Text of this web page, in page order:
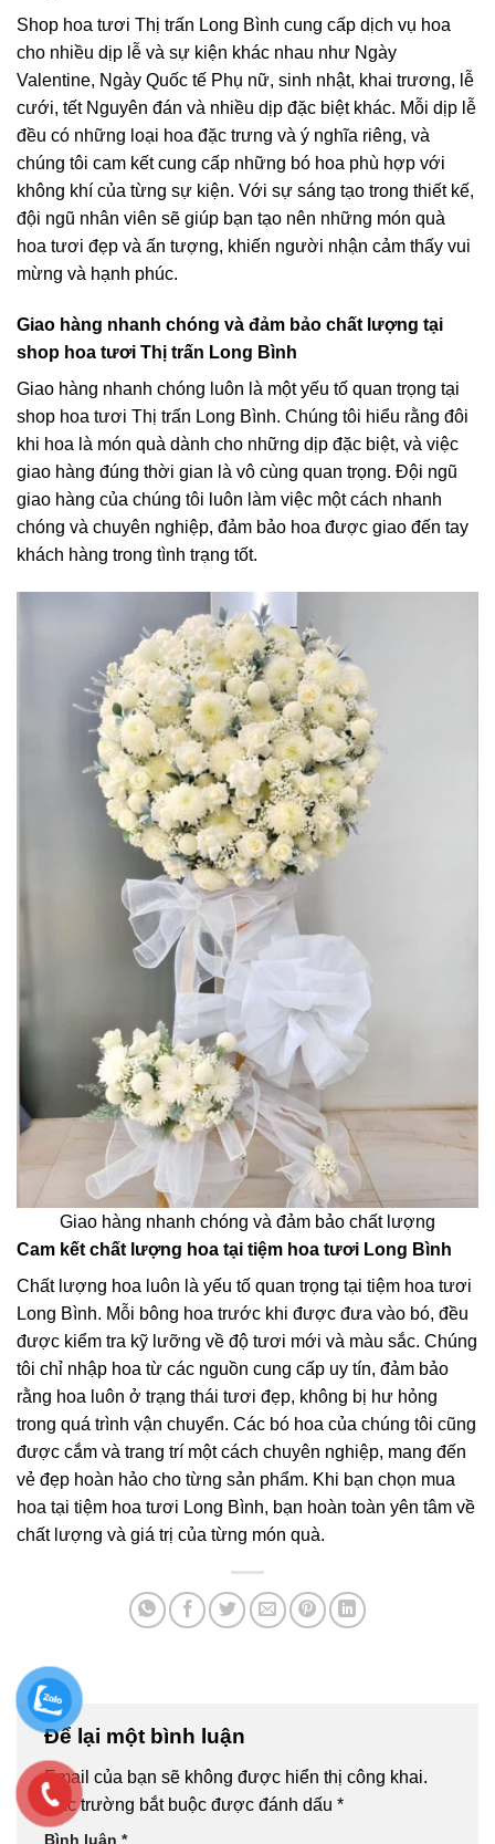
Shop hoa tươi Thị trấn Long Bình cung cấp dịch vụ hoa
cho nhiều dịp lễ và sự kiện khác nhau như Ngày
Valentine, Ngày Quốc tế Phụ nữ, sinh nhật, khai trương, lễ
cưới, tết Nguyên đán và nhiều dịp đặc biệt khác. Mỗi dịp lễ
đều có những loại hoa đặc trưng và ý nghĩa riêng, và
chúng tôi cam kết cung cấp những bó hoa phù hợp với
không khí của từng sự kiện. Với sự sáng tạo trong thiết kế,
đội ngũ nhân viên sẽ giúp bạn tạo nên những món quà
hoa tươi đẹp và ấn tượng, khiến người nhận cảm thấy vui
mừng và hạnh phúc.
Giao hàng nhanh chóng và đảm bảo chất lượng tại
shop hoa tươi Thị trấn Long Bình
Giao hàng nhanh chóng luôn là một yếu tố quan trọng tại
shop hoa tươi Thị trấn Long Bình. Chúng tôi hiểu rằng đôi
khi hoa là món quà dành cho những dịp đặc biệt, và việc
giao hàng đúng thời gian là vô cùng quan trọng. Đội ngũ
giao hàng của chúng tôi luôn làm việc một cách nhanh
chóng và chuyên nghiệp, đảm bảo hoa được giao đến tay
khách hàng trong tình trạng tốt.
Giao hàng nhanh chóng và đảm bảo chất lượng
Cam kết chất lượng hoa tại tiệm hoa tươi Long Bình
Chất lượng hoa luôn là yếu tố quan trọng tại tiệm hoa tươi
Long Bình. Mỗi bông hoa trước khi được đưa vào bó, đều
được kiểm tra kỹ lưỡng về độ tươi mới và màu sắc. Chúng
tôi chỉ nhập hoa từ các nguồn cung cấp uy tín, đảm bảo
rằng hoa luôn ở trạng thái tươi đẹp, không bị hư hỏng
trong quá trình vận chuyển. Các bó hoa của chúng tôi cũng
được cắm và trang trí một cách chuyên nghiệp, mang đến
vẻ đẹp hoàn hảo cho từng sản phẩm. Khi bạn chọn mua
hoa tại tiệm hoa tươi Long Bình, bạn hoàn toàn yên tâm về
chất lượng và giá trị của từng món quà.
Để lại một bình luận
Email của bạn sẽ không được hiển thị công khai.
Các trường bắt buộc được đánh dấu *
Bình luận *